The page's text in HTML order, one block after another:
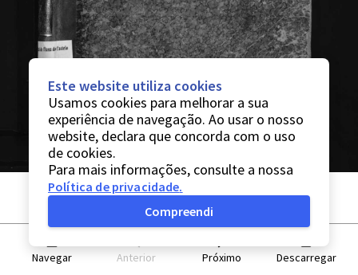
Navegar Anterior Próximo Descarregar
Este website utiliza cookies
Usamos cookies para melhorar a sua
experiência de navegação. Ao usar o nosso
website, declara que concorda com o uso
de cookies.
Para mais informações, consulte a nossa
Política de privacidade.
Compreendi